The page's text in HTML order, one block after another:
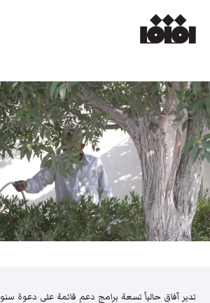
تدير آفاق حالياً تسعة برامج دعم قائمة على دعوة